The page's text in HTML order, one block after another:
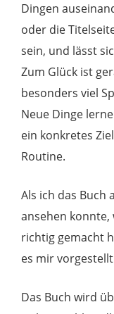
Dingen
oder die
sein, und lässt
Zum Glück ist
besonders viel
Neue Dinge
ein konkretes
Routine.
Als ich das Buch
ansehen konnte,
richtig gemacht
es mir
Das Buch wird